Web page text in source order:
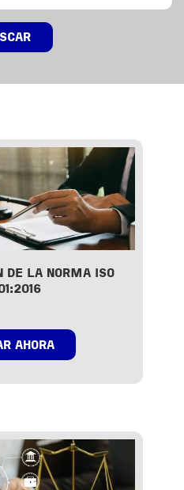
DE LA NORMA ISO
AHORA